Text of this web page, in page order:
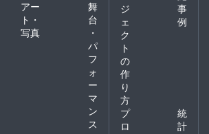
アー
ト・
写真
舞
台
・
パ
フ
ォ
ー
マ
ン
ス
ジ
ェ
ク
ト
の
作
り
方
事
例
プ
ロ
統
計